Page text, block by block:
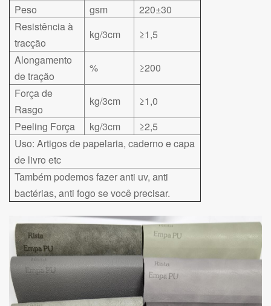
Peso
gsm
220±30
Resistência à
tracção
kg/3cm
≥1,5
Alongamento
de tração
%
≥200
Força de
Rasgo
kg/3cm
≥1,0
Peeling Força
kg/3cm
≥2,5
Uso: Artigos de papelaria, caderno e capa
de livro etc
Também podemos fazer anti uv, anti
bactérias, anti fogo se você precisar.